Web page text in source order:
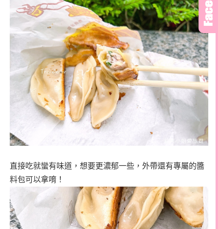
直接吃就蠻有味道，想要更濃郁一些，外帶還有專屬的醬
料包可以拿唷！